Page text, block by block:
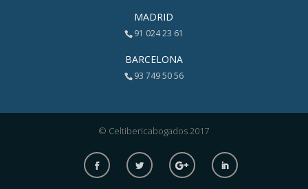
MADRID
91 024 23 61
BARCELONA
93 749 50 56
© Celtibericabogados 2017